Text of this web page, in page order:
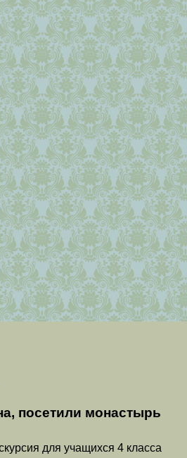
посетили монастырь
для учащихся 4 класса